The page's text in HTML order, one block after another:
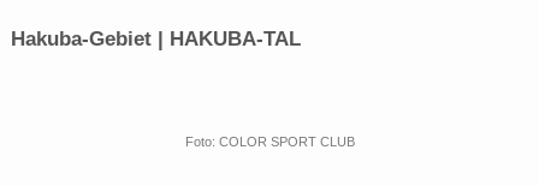
Hakuba-Gebiet | HAKUBA-TAL
Foto: COLOR SPORT CLUB